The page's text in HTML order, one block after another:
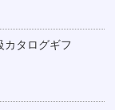
カタログギフ